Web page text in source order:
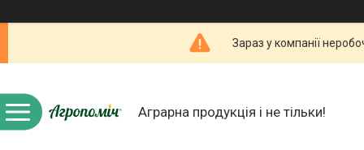
Зараз у компанії
Аграрна продукція і не тільки!